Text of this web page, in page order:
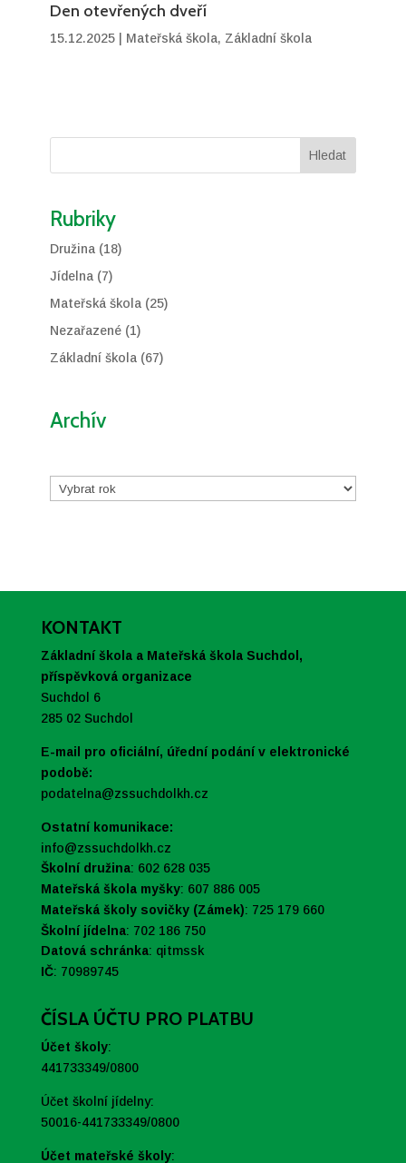
Den otevřených dveří
15.12.2025| Mateřská škola, Základní škola
Hledat
Rubriky
Družina(18)
Jídelna(7)
Mateřská škola(25)
Nezařazené(1)
Základní škola(67)
Archív
Archivy
KONTAKT
Základní škola a Mateřská škola Suchdol,
příspěvková organizace
Suchdol 6
285 02 Suchdol
E-mail pro oficiální, úřední podání v elektronické
podobě:
podatelna@zssuchdolkh.cz
Ostatní komunikace:
info@zssuchdolkh.cz
Školní družina: 602 628 035
Mateřská škola myšky: 607 886 005
Mateřská školy sovičky (Zámek): 725 179 660
Školní jídelna: 702 186 750
Datová schránka: qitmssk
IČ: 70989745
ČÍSLA ÚČTU PRO PLATBU
Účet školy:
441733349/0800
Účet školní jídelny:
50016-441733349/0800
Účet mateřské školy: